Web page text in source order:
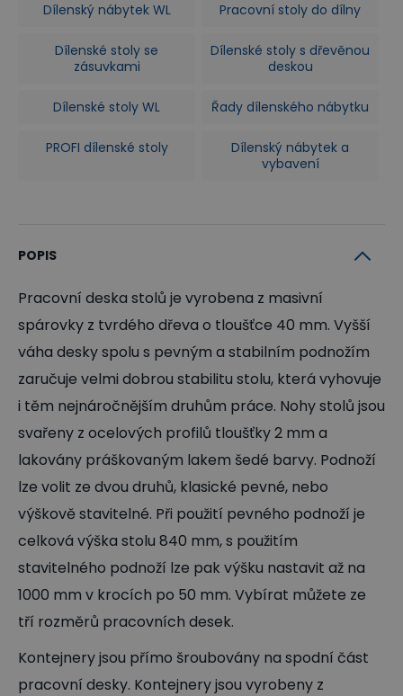
Dílenský nábytek WL Pracovní stoly do dílny
Dílenské stoly se
zásuvkami
Dílenské stoly s dřevěnou
deskou
Dílenské stoly WL Řady dílenského nábytku
PROFI dílenské stoly
Dílenský nábytek a
vybavení
POPIS
Pracovní deska stolů je vyrobena z masivní
spárovky z tvrdého dřeva o tloušťce 40 mm. Vyšší
váha desky spolu s pevným a stabilním podnožím
zaručuje velmi dobrou stabilitu stolu, která vyhovuje
i těm nejnáročnějším druhům práce. Nohy stolů jsou
svařeny z ocelových profilů tloušťky 2 mm a
lakovány práškovaným lakem šedé barvy. Podnoží
lze volit ze dvou druhů, klasické pevné, nebo
výškově stavitelné. Při použití pevného podnoží je
celková výška stolu 840 mm, s použitím
stavitelného podnoží lze pak výšku nastavit až na
1000 mm v krocích po 50 mm. Vybírat můžete ze
tří rozměrů pracovních desek.
Kontejnery jsou přímo šroubovány na spodní část
pracovní desky. Kontejnery jsou vyrobeny z